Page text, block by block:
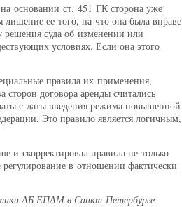
основании ст. 451 ГК сторона уже
лишение ее того, на что она была вправе
решения суда об изменении или
условиях. Если она этого
правила их применения,
договора аренды считались
с даты введения режима повышенной
Это правило является логичным,
скорректировал правила не только
в отношении фактически
АБ ЕПАМ в Санкт-Петербурге